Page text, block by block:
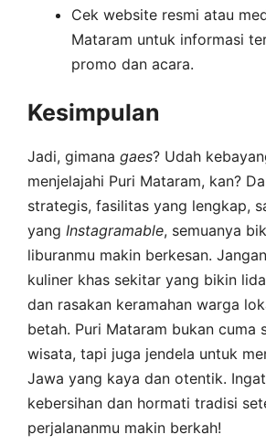
Cek website resmi atau
Mataram untuk informasi
promo dan acara.
Kesimpulan
Jadi, gimana gaes? Udah
menjelajahi Puri Mataram, kan?
strategis, fasilitas yang lengkap,
yang Instagramable, semuanya
liburanmu makin berkesan.
kuliner khas sekitar yang bikin
dan rasakan keramahan warga
betah. Puri Mataram bukan cuma
wisata, tapi juga jendela untuk
Jawa yang kaya dan otentik.
kebersihan dan hormati tradisi
perjalananmu makin berkah!